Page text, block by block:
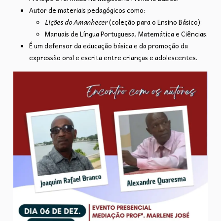
Autor de materiais pedagógicos como:
Lições do Amanhecer(coleção para o Ensino Básico);
Manuais de Língua Portuguesa, Matemática e Ciências.
É um defensor da educação básica e da promoção da
expressão oral e escrita entre crianças e adolescentes.